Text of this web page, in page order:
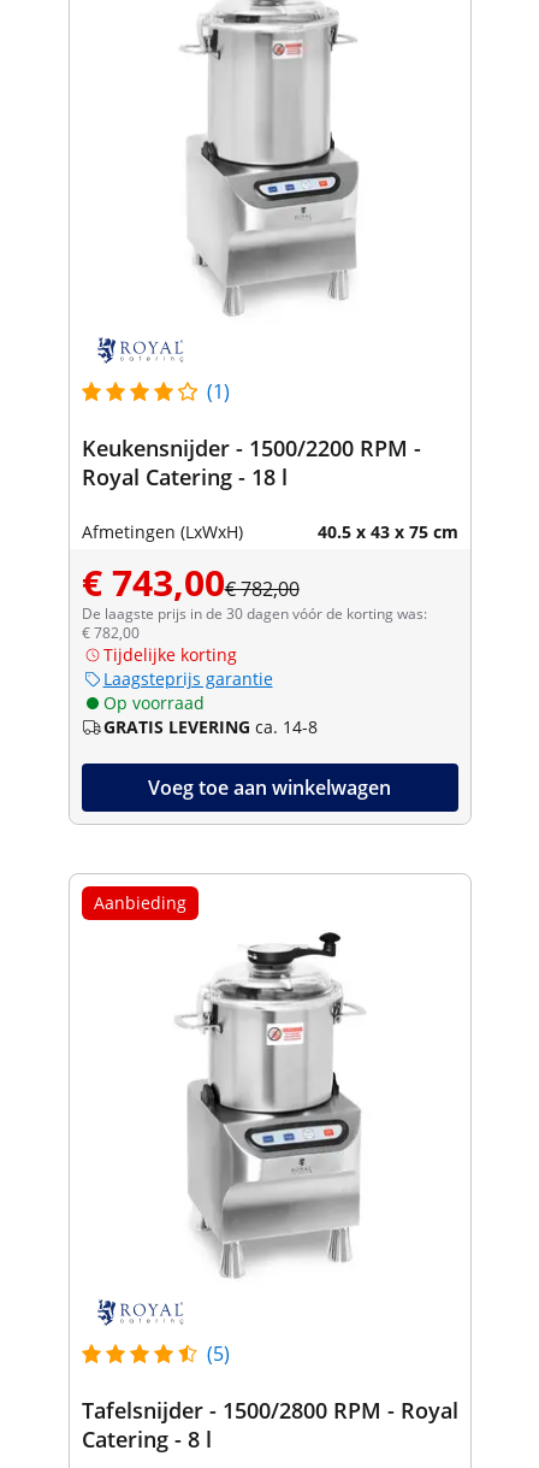
(1)
Keukensnijder - 1500/2200 RPM -
Royal Catering - 18 l
Afmetingen (LxWxH) 40.5 x 43 x 75 cm
€ 743,00€ 782,00
De laagste prijs in de 30 dagen vóór de korting was:
€ 782,00
Tijdelijke korting
Laagsteprijs garantie
Op voorraad
GRATIS LEVERING ca. 14-8
Voeg toe aan winkelwagen
Aanbieding
(5)
Tafelsnijder - 1500/2800 RPM - Royal
Catering - 8 l